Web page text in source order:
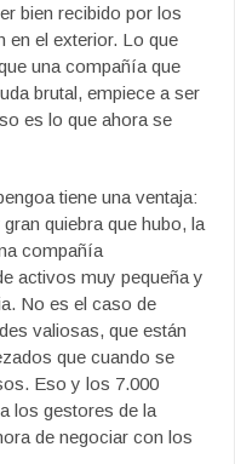
bien recibido por los
en el exterior. Lo que
una compañía que
brutal, empiece a ser
es lo que ahora se
tiene una ventaja:
quiebra que hubo, la
compañía
activos muy pequeña y
No es el caso de
valiosas, que están
que cuando se
Eso y los 7.000
los gestores de la
de negociar con los